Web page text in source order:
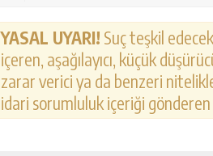
YASAL UYARI! Suç teşkil
içeren, aşağılayıcı, küçük
zarar verici ya da benzeri
idari sorumluluk içeriği